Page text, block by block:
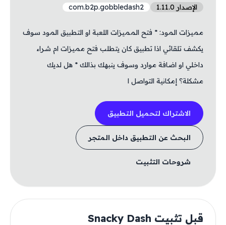
الإصدار 1.11.0 com.b2p.gobbledash2
مميزات المود: * فتح المميزات اللعبة او التطبيق المود سوف
يكشف تلقائي اذا تطبيق كان يتطلب فتح مميزات ام شراء
داخلي او اضافة موارد وسوف ينبهك بذالك * هل لديك
مشكلة؟ إمكانية التواصل ا
الاشتراك لتحميل التطبيق
البحث عن التطبيق داخل المتجر
شروحات التثبيت
قبل تثبيت Snacky Dash